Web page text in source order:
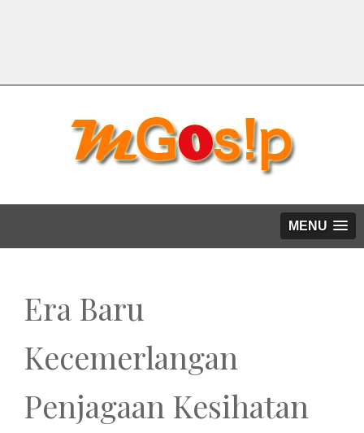
MENU
Era Baru
Kecemerlangan
Penjagaan Kesihatan